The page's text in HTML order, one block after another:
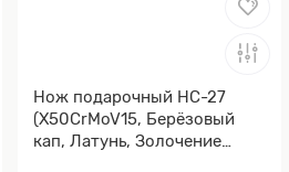
Нож подарочный НС-27
(X50CrMoV15, Берёзовый
кап, Латунь, Золочение